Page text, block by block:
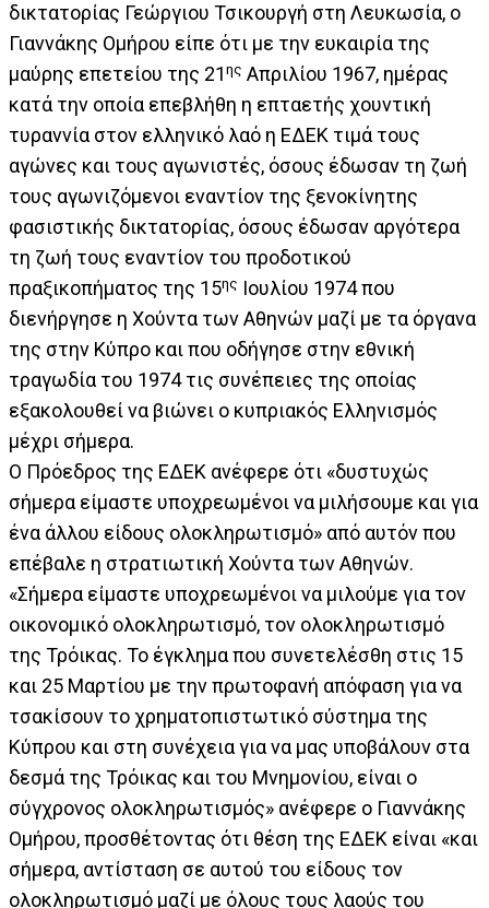
δικτατορίας Γεώργιου Τσικουργή στη Λευκωσία, ο
Γιαννάκης Ομήρου είπε ότι με την ευκαιρία της
μαύρης επετείου της 21ης Απριλίου 1967, ημέρας
κατά την οποία επεβλήθη η επταετής χουντική
τυραννία στον ελληνικό λαό η ΕΔΕΚ τιμά τους
αγώνες και τους αγωνιστές, όσους έδωσαν τη ζωή
τους αγωνιζόμενοι εναντίον της ξενοκίνητης
φασιστικής δικτατορίας, όσους έδωσαν αργότερα
τη ζωή τους εναντίον του προδοτικού
πραξικοπήματος της 15ης Ιουλίου 1974 που
διενήργησε η Χούντα των Αθηνών μαζί με τα όργανα
της στην Κύπρο και που οδήγησε στην εθνική
τραγωδία του 1974 τις συνέπειες της οποίας
εξακολουθεί να βιώνει ο κυπριακός Ελληνισμός
μέχρι σήμερα.
Ο Πρόεδρος της ΕΔΕΚ ανέφερε ότι «δυστυχώς
σήμερα είμαστε υποχρεωμένοι να μιλήσουμε και για
ένα άλλου είδους ολοκληρωτισμό» από αυτόν που
επέβαλε η στρατιωτική Χούντα των Αθηνών.
«Σήμερα είμαστε υποχρεωμένοι να μιλούμε για τον
οικονομικό ολοκληρωτισμό, τον ολοκληρωτισμό
της Τρόικας. Το έγκλημα που συνετελέσθη στις 15
και 25 Μαρτίου με την πρωτοφανή απόφαση για να
τσακίσουν το χρηματοπιστωτικό σύστημα της
Κύπρου και στη συνέχεια για να μας υποβάλουν στα
δεσμά της Τρόικας και του Μνημονίου, είναι ο
σύγχρονος ολοκληρωτισμός» ανέφερε ο Γιαννάκης
Ομήρου, προσθέτοντας ότι θέση της ΕΔΕΚ είναι «και
σήμερα, αντίσταση σε αυτού του είδους τον
ολοκληρωτισμό μαζί με όλους τους λαούς του